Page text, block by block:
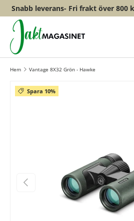
HOPPA TILL INNEHÅLL
Snabb leverans- Fri frakt över 800
Hem Vantage 8X32 Grön - Hawke
Spara 10%
FÖREGÅENDE